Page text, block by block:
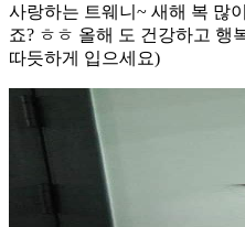
사랑하는 트웨니~ 새해 복 많
죠? ㅎㅎ 올해 도 건강하고 행
따듯하게 입으세요)